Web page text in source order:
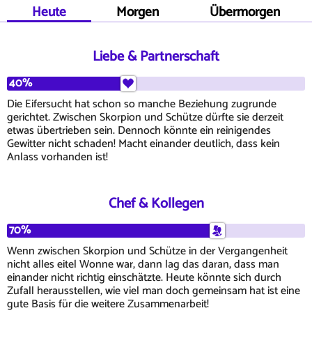
Heute Morgen Übermorgen
Liebe & Partnerschaft
40%
Die Eifersucht hat schon so manche Beziehung zugrunde
gerichtet. Zwischen Skorpion und Schütze dürfte sie derzeit
etwas übertrieben sein. Dennoch könnte ein reinigendes
Gewitter nicht schaden! Macht einander deutlich, dass kein
Anlass vorhanden ist!
Chef & Kollegen
70%
Wenn zwischen Skorpion und Schütze in der Vergangenheit
nicht alles eitel Wonne war, dann lag das daran, dass man
einander nicht richtig einschätzte. Heute könnte sich durch
Zufall herausstellen, wie viel man doch gemeinsam hat ist eine
gute Basis für die weitere Zusammenarbeit!